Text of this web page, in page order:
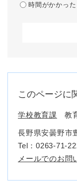
時間がかかった
このページに
学校教育課 教
長野県安曇野市
Tel：0263-71-
メールでのお問